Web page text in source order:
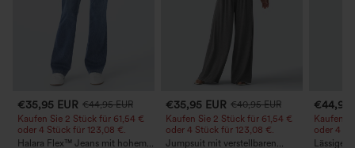
€35,95 EUR €44,95 EUR
Kaufen Sie 2 Stück für 61,54 €
oder 4 Stück für 123,08 €.
Halara Flex™ Jeans mit hohem
€35,95 EUR €40,95 EUR
Kaufen Sie 2 Stück für 61,54 €
oder 4 Stück für 123,08 €.
Jumpsuit mit verstellbaren
€44,95
Kaufen
oder 4
Lässige